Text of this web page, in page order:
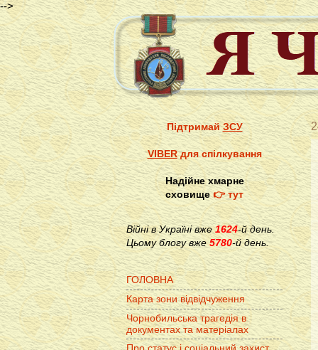
-->
ПідтримайЗСУ
VIBERдля спілкування
Надійне хмарне
сховище👉 тут
Війні в Україні вже1624-й день.
Цьому блогу вже 5780-й день.
ГОЛОВНА
Карта зони відвідчуження
Чорнобильська трагедія в
документах та матеріалах